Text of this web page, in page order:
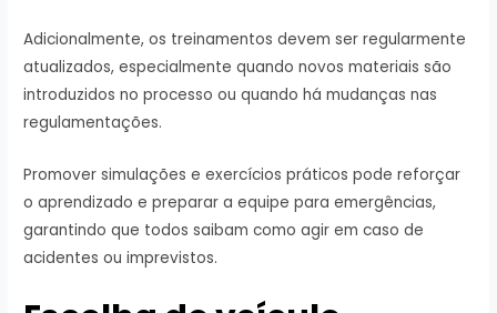
Adicionalmente, os treinamentos devem ser regularmente
atualizados, especialmente quando novos materiais são
introduzidos no processo ou quando há mudanças nas
regulamentações.
Promover simulações e exercícios práticos pode reforçar
o aprendizado e preparar a equipe para emergências,
garantindo que todos saibam como agir em caso de
acidentes ou imprevistos.